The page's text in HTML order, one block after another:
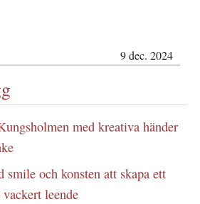
9 dec. 2024
med kreativa händer
smile och konsten att skapa ett
leende